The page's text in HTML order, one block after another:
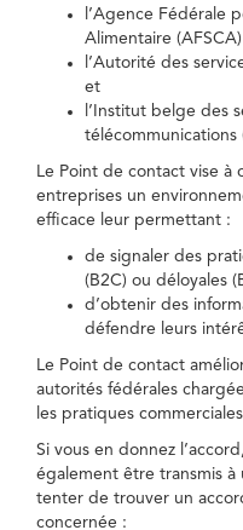
l’Agence Fédérale
Alimentaire
l’Autorité des
et
l’Institut belge des
télécommunications
Le Point de contact vise à
entreprises un
efficace leur permettant :
de signaler des
(B2C) ou déloyales
d’obtenir des
défendre leurs
Le Point de contact
autorités fédérales
les pratiques
Si vous en donnez
également être transmis
tenter de trouver un
concernée :